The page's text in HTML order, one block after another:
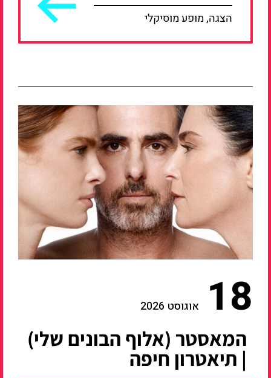
הצגה, מופע מוסיקלי
18 אוגוסט 2026
המאסטר (אלוף הבונים שלי)
| תיאטרון חיפה